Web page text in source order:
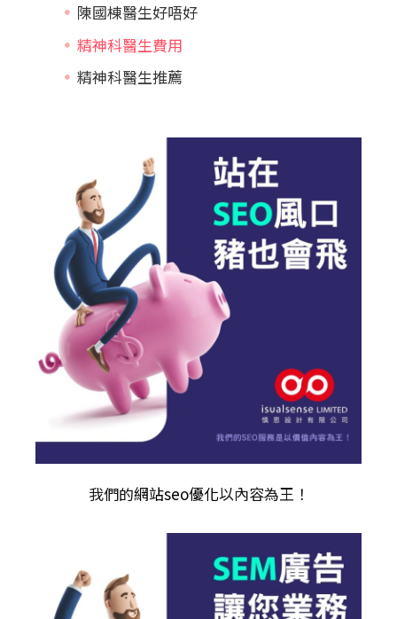
陳國棟醫生好唔好
精神科醫生費用
精神科醫生推薦
我們的網站seo優化以內容為王！